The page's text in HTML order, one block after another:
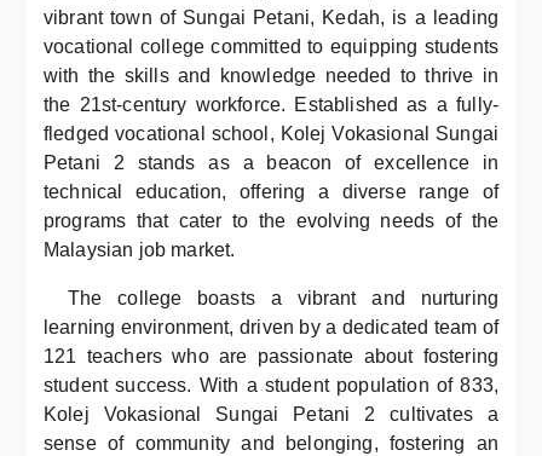
vibrant town of Sungai Petani, Kedah, is a leading
vocational college committed to equipping students
with the skills and knowledge needed to thrive in
the 21st-century workforce. Established as a fully-
fledged vocational school, Kolej Vokasional Sungai
Petani 2 stands as a beacon of excellence in
technical education, offering a diverse range of
programs that cater to the evolving needs of the
Malaysian job market.
The college boasts a vibrant and nurturing
learning environment, driven by a dedicated team of
121 teachers who are passionate about fostering
student success. With a student population of 833,
Kolej Vokasional Sungai Petani 2 cultivates a
sense of community and belonging, fostering an